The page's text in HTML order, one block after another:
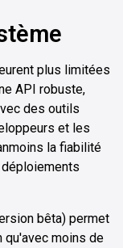
plus limitées
API robuste,
des outils
et les
la fiabilité
bêta) permet
qu'avec moins de